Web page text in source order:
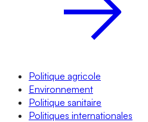
Politique agricole
Environnement
Politique sanitaire
Politiques internationales